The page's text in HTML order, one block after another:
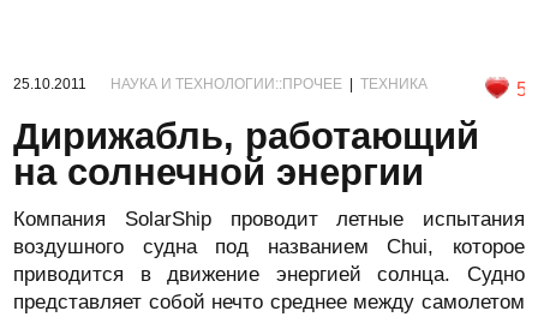
25.10.2011 НАУКА И ТЕХНОЛОГИИ::ПРОЧЕЕ |ТЕХНИКА 5
Дирижабль, работающий
на солнечной энергии
Компания SolarShip проводит летные испытания
воздушного судна под названием Chui, которое
приводится в движение энергией солнца. Судно
представляет собой нечто среднее между самолетом